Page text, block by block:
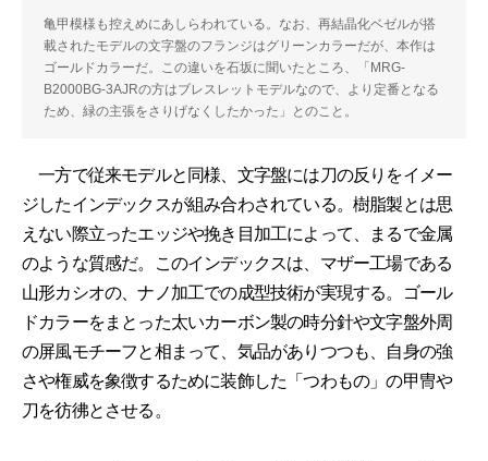
亀甲模様も控えめにあしらわれている。なお、再結晶化ベゼルが搭
載されたモデルの文字盤のフランジはグリーンカラーだが、本作は
ゴールドカラーだ。この違いを石坂に聞いたところ、「MRG-
B2000BG-3AJRの方はブレスレットモデルなので、より定番となる
ため、緑の主張をさりげなくしたかった」とのこと。
一方で従来モデルと同様、文字盤には刀の反りをイメー
ジしたインデックスが組み合わされている。樹脂製とは思
えない際立ったエッジや挽き目加工によって、まるで金属
のような質感だ。このインデックスは、マザー工場である
山形カシオの、ナノ加工での成型技術が実現する。ゴール
ドカラーをまとった太いカーボン製の時分針や文字盤外周
の屏風モチーフと相まって、気品がありつつも、自身の強
さや権威を象徴するために装飾した「つわもの」の甲冑や
刀を彷彿とさせる。